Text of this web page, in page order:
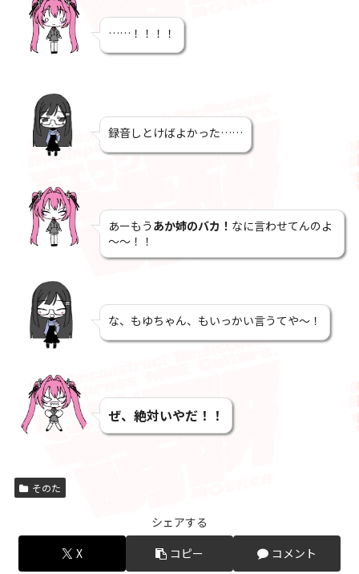
……！！！！
録音しとけばよかった……
あーもうあか姉のバカ！ なに言わせてんのよ
～～！！
な、もゆちゃん、もいっかい言うてや～！
ぜ、絶対いやだ！！
そのた
シェアする
X
コピー コメント